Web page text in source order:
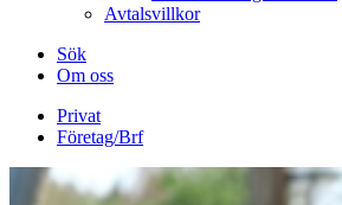
Avtalsvillkor
Sök
Om oss
Privat
Företag/Brf